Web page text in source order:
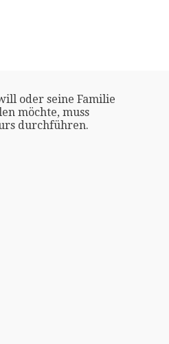
oder seine Familie
möchte, muss
durchführen.